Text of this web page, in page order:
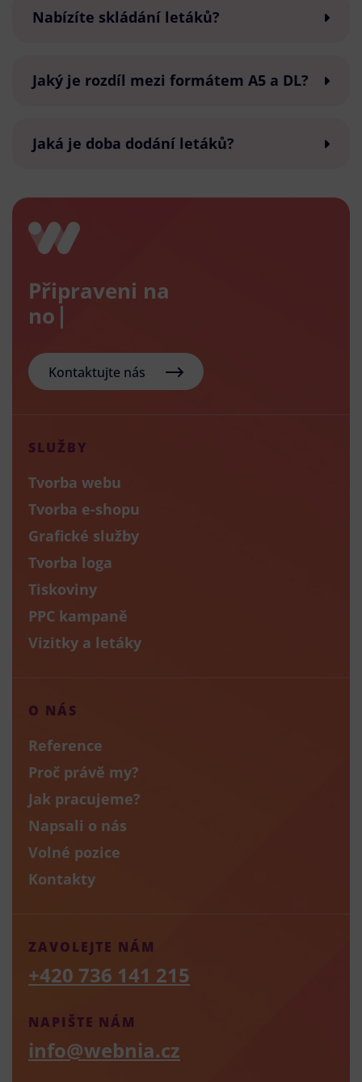
Nabízíte skládání letáků?
Jaký je rozdíl mezi formátem A5 a DL?
Jaká je doba dodání letáků?
Připraveni na
nový e-s
Kontaktujte nás
SLUŽBY
Tvorba webu
Tvorba e-shopu
Grafické služby
Tvorba loga
Tiskoviny
PPC kampaně
Vizitky a letáky
O NÁS
Reference
Proč právě my?
Jak pracujeme?
Napsali o nás
Volné pozice
Kontakty
NAPIŠTE NÁM
info@webnia.cz
ZAVOLEJTE NÁM
+420 736 141 215